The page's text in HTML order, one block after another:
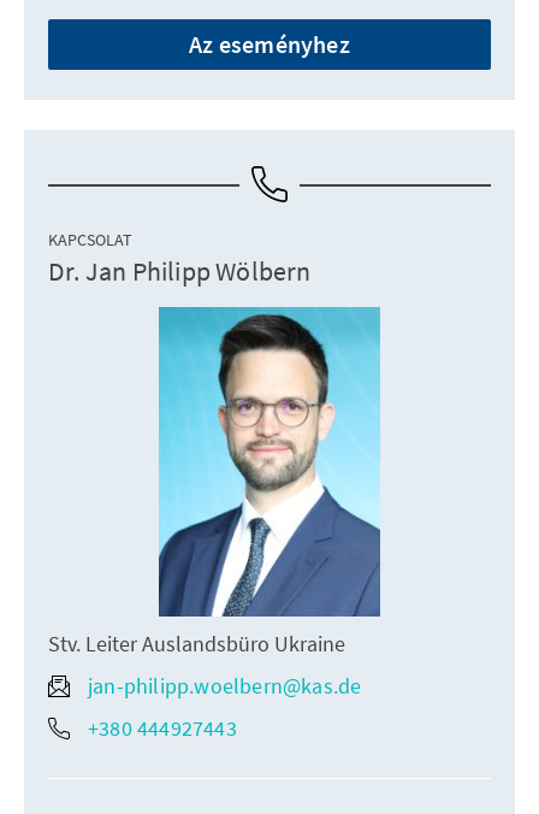
Az eseményhez
KAPCSOLAT
Dr. Jan Philipp Wölbern
Stv. Leiter Auslandsbüro Ukraine
jan-philipp.woelbern@kas.de
+380 444927443